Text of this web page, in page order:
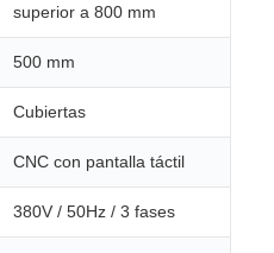
superior a 800 mm
500 mm
Cubiertas
CNC con pantalla táctil
380V / 50Hz / 3 fases